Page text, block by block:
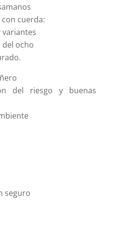
cuerda:
variantes
del ocho
del riesgo y buenas
seguro